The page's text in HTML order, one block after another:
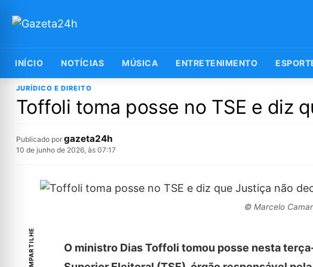
INÍCIO NOTÍCIAS MÚSICA ENTRETENIMENTO
JURÍDICO E DIREITO
Toffoli toma posse no TSE e diz
Publicado por gazeta24h
10 de junho de 2026, às 07:17
© Marcelo
COMPARTILHE O ministro Dias Toffoli tomou posse nesta